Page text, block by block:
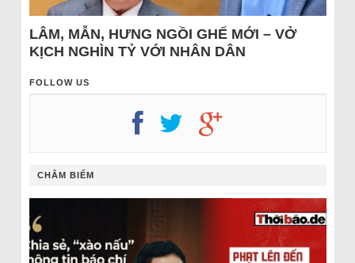
LÂM, MẪN, HƯNG NGỒI GHẾ MỚI – VỞ
KỊCH NGHÌN TỶ VỚI NHÂN DÂN
FOLLOW US
CHÂM BIẾM